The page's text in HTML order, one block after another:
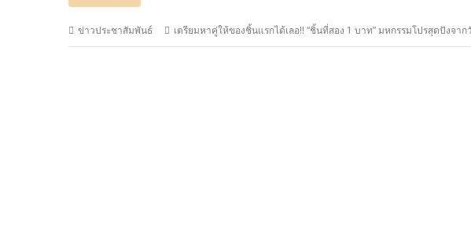
ข่าวประชาสัมพันธ์ เตรียมหาคู่ให้ของชิ้นแรกได้เลอ!! “ชิ้นที่สอง 1 บาท” มหกรรมโปรสุดปังจา